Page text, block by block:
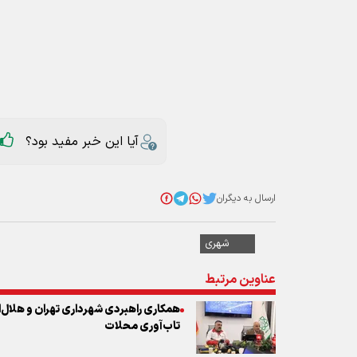
همکاری راهبردی شهرداری تهران و
تاب‌آوری محلات
جزئیات مسیرهای دسترسی در ۳ حلقه ترافیکی اطراف مصلی تهران